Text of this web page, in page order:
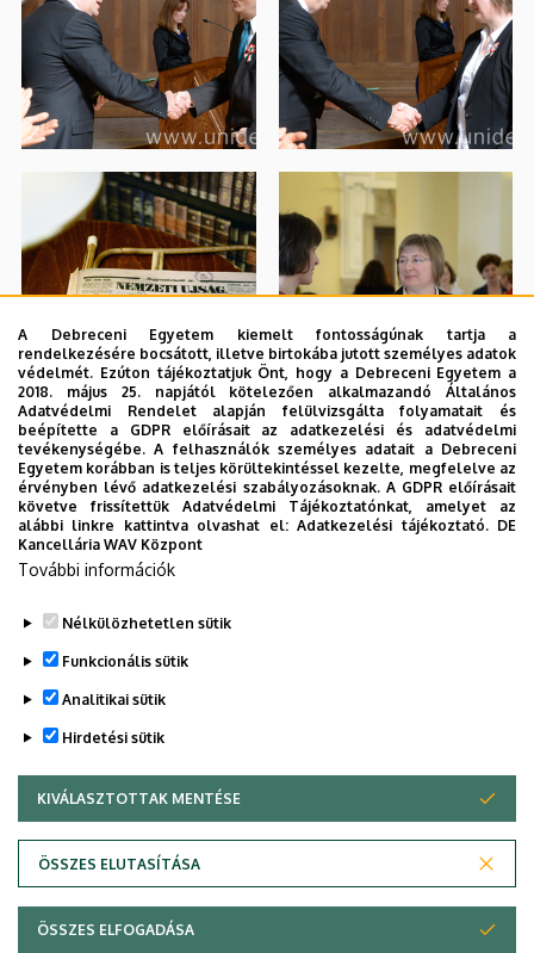
Adatvédelem
A Debreceni Egyetem kiemelt fontosságúnak tartja a
rendelkezésére bocsátott, illetve birtokába jutott személyes adatok
védelmét. Ezúton tájékoztatjuk Önt, hogy a Debreceni Egyetem a
2018. május 25. napjától kötelezően alkalmazandó Általános
Adatvédelmi Rendelet alapján felülvizsgálta folyamatait és
beépítette a GDPR előírásait az adatkezelési és adatvédelmi
tevékenységébe. A felhasználók személyes adatait a Debreceni
Egyetem korábban is teljes körültekintéssel kezelte, megfelelve az
érvényben lévő adatkezelési szabályozásoknak. A GDPR előírásait
követve frissítettük Adatvédelmi Tájékoztatónkat, amelyet az
alábbi linkre kattintva olvashat el:Adatkezelési tájékoztató. DE
Kancellária WAV Központ
További információk
Nélkülözhetetlen sütik
Funkcionális sütik
Analitikai sütik
Hirdetési sütik
KIVÁLASZTOTTAK MENTÉSE
ÖSSZES ELUTASÍTÁSA
WITHDRAW CONSENT
ÖSSZES ELFOGADÁSA